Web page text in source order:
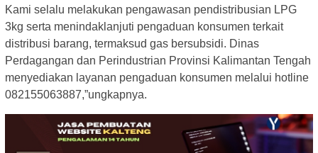
Kami selalu melakukan pengawasan pendistribusian LPG
3kg serta menindaklanjuti pengaduan konsumen terkait
distribusi barang, termaksud gas bersubsidi. Dinas
Perdagangan dan Perindustrian Provinsi Kalimantan Tengah
menyediakan layanan pengaduan konsumen melalui hotline
082155063887,”ungkapnya.